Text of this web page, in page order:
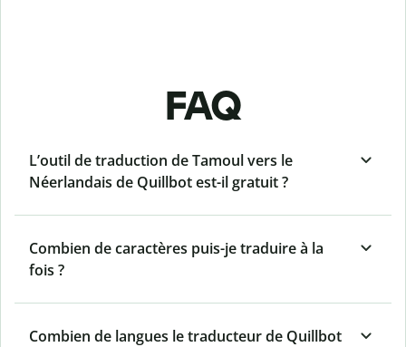
FAQ
L’outil de traduction de Tamoul vers le
Néerlandais de Quillbot est-il gratuit ?
Combien de caractères puis-je traduire à la
fois ?
Combien de langues le traducteur de Quillbot